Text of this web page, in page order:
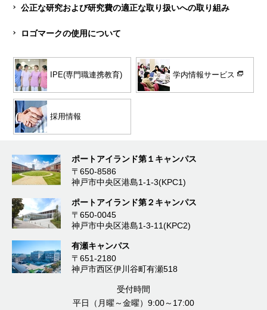
公正な研究および研究費の適正な取り扱いへの取り組み
ロゴマークの使用について
IPE(専門職連携教育) 学内情報サービス
採用情報
ポートアイランド第１キャンパス
〒650-8586
神戸市中央区港島1-1-3(KPC1)
ポートアイランド第２キャンパス
〒650-0045
神戸市中央区港島1-3-11(KPC2)
有瀬キャンパス
〒651-2180
神戸市西区伊川谷町有瀬518
受付時間
平日（月曜～金曜）9:00～17:00